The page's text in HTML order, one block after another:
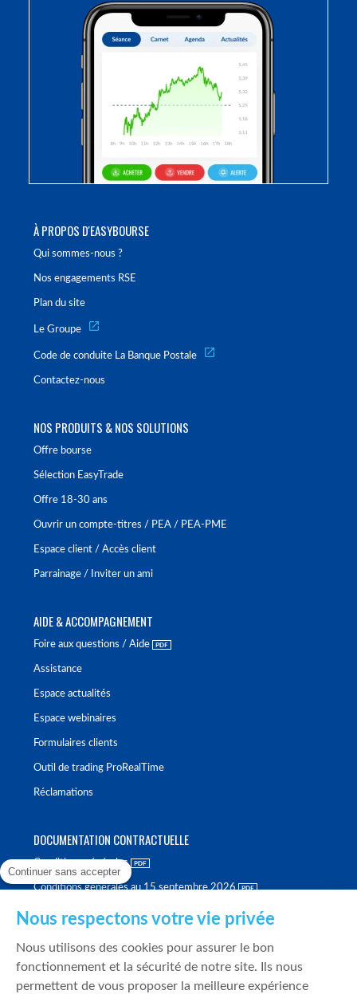
À PROPOS D'EASYBOURSE
Qui sommes-nous ?
Nos engagements RSE
Plan du site
Le Groupe
Code de conduite La Banque Postale
Contactez-nous
NOS PRODUITS & NOS SOLUTIONS
Offre bourse
Sélection EasyTrade
Offre 18-30 ans
Ouvrir un compte-titres / PEA / PEA-PME
Espace client / Accès client
Parrainage / Inviter un ami
AIDE & ACCOMPAGNEMENT
Foire aux questions / Aide
Assistance
Espace actualités
Espace webinaires
Formulaires clients
Outil de trading ProRealTime
Réclamations
DOCUMENTATION CONTRACTUELLE
Conditions générales
Conditions générales au 15 septembre 2026
Politique de meilleure sélection
Politique de durabilité
Continuer sans accepter
Nous respectons votre vie privée
Nous utilisons des cookies pour assurer le bon
fonctionnement et la sécurité de notre site. Ils nous
permettent de vous proposer la meilleure expérience